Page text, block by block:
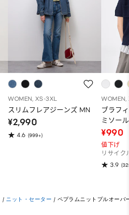
WOMEN, XS-3XL
スリムフレアジーンズ MN
¥2,990
4.6 (999+)
WOMEN,
ブラフ
ミソール
¥990
値下げ
リサイク
3.9
/ ニット・セーター / ペプラムニットプルオーバ